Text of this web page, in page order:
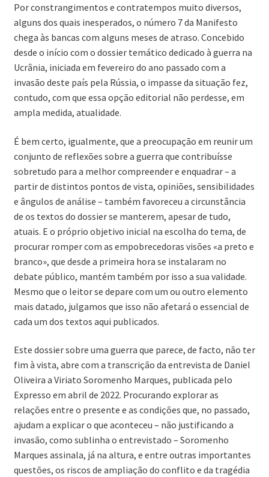
Por constrangimentos e contratempos muito diversos,
alguns dos quais inesperados, o número 7 da Manifesto
chega às bancas com alguns meses de atraso. Concebido
desde o início com o dossier temático dedicado à guerra na
Ucrânia, iniciada em fevereiro do ano passado com a
invasão deste país pela Rússia, o impasse da situação fez,
contudo, com que essa opção editorial não perdesse, em
ampla medida, atualidade.
É bem certo, igualmente, que a preocupação em reunir um
conjunto de reflexões sobre a guerra que contribuísse
sobretudo para a melhor compreender e enquadrar – a
partir de distintos pontos de vista, opiniões, sensibilidades
e ângulos de análise – também favoreceu a circunstância
de os textos do dossier se manterem, apesar de tudo,
atuais. E o próprio objetivo inicial na escolha do tema, de
procurar romper com as empobrecedoras visões «a preto e
branco», que desde a primeira hora se instalaram no
debate público, mantém também por isso a sua validade.
Mesmo que o leitor se depare com um ou outro elemento
mais datado, julgamos que isso não afetará o essencial de
cada um dos textos aqui publicados.
Este dossier sobre uma guerra que parece, de facto, não ter
fim à vista, abre com a transcrição da entrevista de Daniel
Oliveira a Viriato Soromenho Marques, publicada pelo
Expresso em abril de 2022. Procurando explorar as
relações entre o presente e as condições que, no passado,
ajudam a explicar o que aconteceu – não justificando a
invasão, como sublinha o entrevistado – Soromenho
Marques assinala, já na altura, e entre outras importantes
questões, os riscos de ampliação do conflito e da tragédia